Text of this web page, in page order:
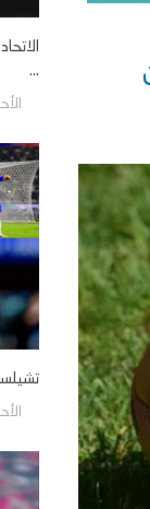
...
الأحد/09/
الأحد/09/